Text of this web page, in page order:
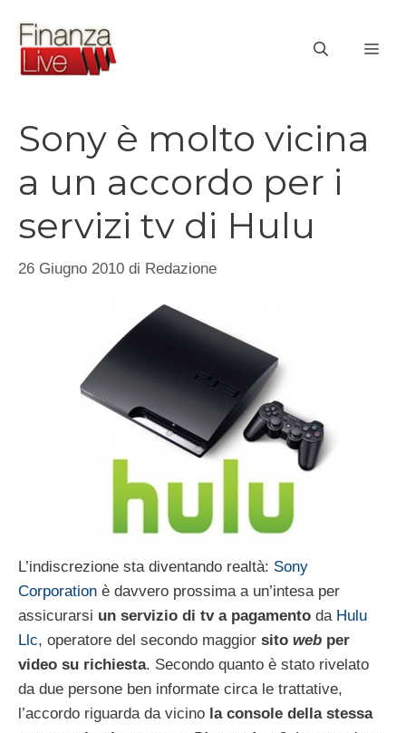
contenuto
Sony è molto vicina
a un accordo per i
servizi tv di Hulu
26 Giugno 2010 di Redazione
L’indiscrezione sta diventando realtà: Sony
Corporation è davvero prossima a un’intesa per
assicurarsi un servizio di tv a pagamento da Hulu
Llc, operatore del secondo maggior sito web per
video su richiesta. Secondo quanto è stato rivelato
da due persone ben informate circa le trattative,
l’accordo riguarda da vicino la console della stessa